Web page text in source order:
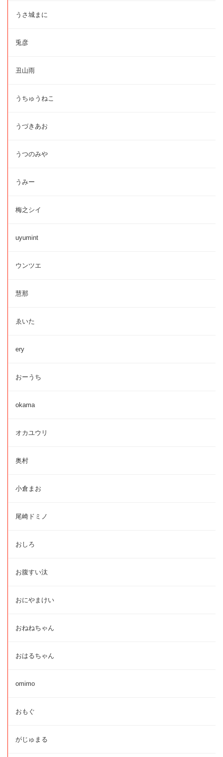
うさ城まに
兎彦
丑山雨
うちゅうねこ
うづきあお
うつのみや
うみー
梅之シイ
uyumint
ウンツエ
慧那
ゑいた
ery
おーうち
okama
オカユウリ
奥村
小倉まお
尾崎ドミノ
おしろ
お腹すい汰
おにやまけい
おねねちゃん
おはるちゃん
omimo
おもぐ
がじゅまる